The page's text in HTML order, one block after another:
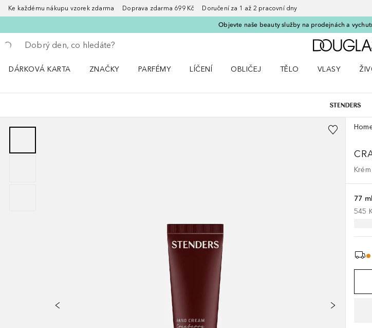
Ke každému nákupu vzorek zdarma Doprava zdarma 699 Kč Doručení za 1 až 2 pracovní dny
Objevte naše beauty služby na prodejnách a
Vraťte se
Proveďte vyhledávání
DÁRKOVÁ KARTA
ZNAČKY
PARFÉMY
LÍČENÍ
OBLIČEJ
TĚLO
VLASY
77 ml
545